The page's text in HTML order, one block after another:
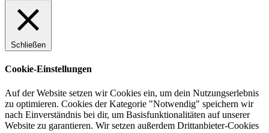
Schließen
Cookie-Einstellungen
Auf der Website setzen wir Cookies ein, um dein Nutzungserlebnis
zu optimieren. Cookies der Kategorie "Notwendig" speichern wir
nach Einverständnis bei dir, um Basisfunktionalitäten auf unserer
Website zu garantieren. Wir setzen außerdem Drittanbieter-Cookies